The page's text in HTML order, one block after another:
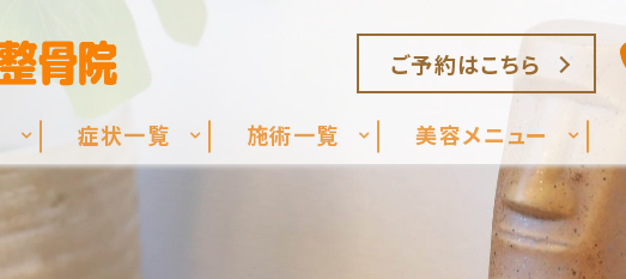
ご予約はこちら
症状一覧 施術一覧 美容メニュー